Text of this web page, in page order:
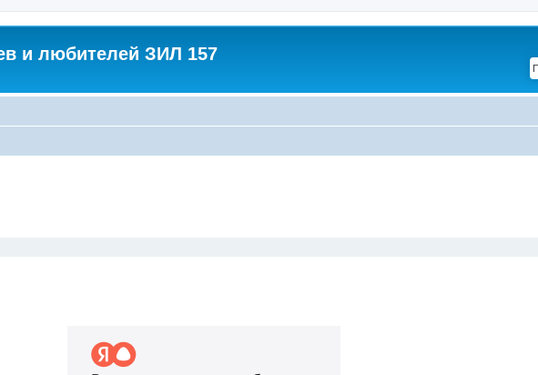
и любителей ЗИЛ 157